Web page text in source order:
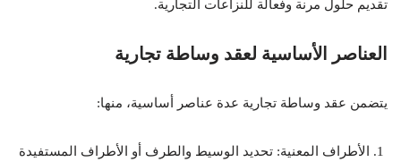
تقديم حلول مرنة وفعالة للنزاعات التجارية.
العناصر الأساسية لعقد وساطة تجارية
يتضمن عقد وساطة تجارية عدة عناصر أساسية، منها:
الأطراف المعنية: تحديد الوسيط والطرف أو الأطراف المستفيدة